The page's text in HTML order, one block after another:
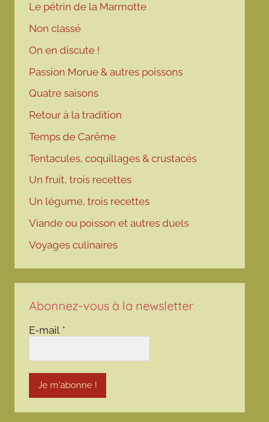
Le pétrin de la Marmotte
Non classé
On en discute !
Passion Morue & autres poissons
Quatre saisons
Retour à la tradition
Temps de Carême
Tentacules, coquillages & crustacés
Un fruit, trois recettes
Un légume, trois recettes
Viande ou poisson et autres duels
Voyages culinaires
Abonnez-vous à la newsletter
E-mail *